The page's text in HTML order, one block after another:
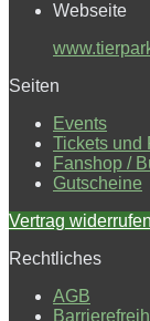
Webseite
Seiten
Events
Tickets und
Fanshop /
Gutscheine
Vertrag widerrufen
Rechtliches
AGB